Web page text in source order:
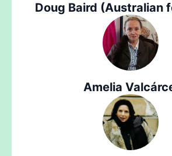
Doug Baird (Australian
Amelia